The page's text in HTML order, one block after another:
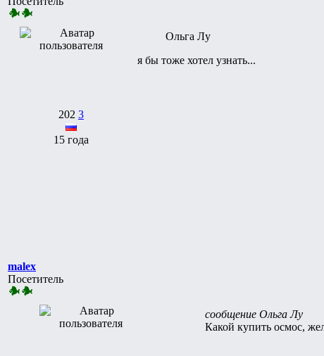
202 3
15 года
Ольга Лу
я бы тоже хотел узнать...
malex
Посетитель
сообщение Ольга Лу
Какой купить осмос,